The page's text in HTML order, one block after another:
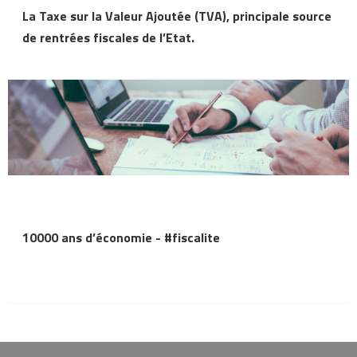
La Taxe sur la Valeur Ajoutée (TVA), principale source
de rentrées fiscales de l’Etat.
10000 ans d’économie - #fiscalite